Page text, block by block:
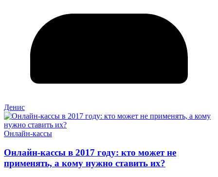
Денис
Онлайн-кассы
Онлайн-кассы в 2017 году: кто может не
применять, а кому нужно ставить их?